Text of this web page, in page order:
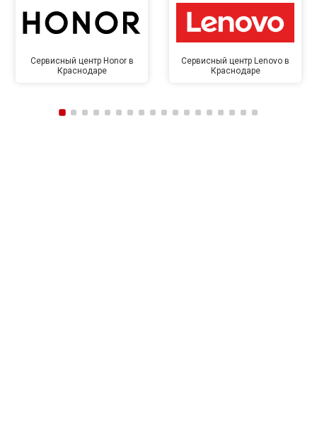
Сервисный центр Honor в
Краснодаре
Сервисный центр Lenovo в
Краснодаре